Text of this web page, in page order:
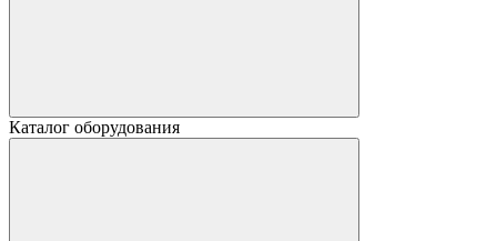
Каталог оборудования